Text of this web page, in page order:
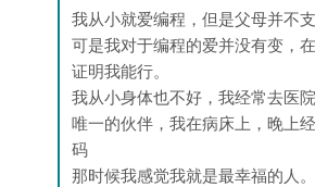
我从小就爱编程，但是父母并不支
可是我对于编程的爱并没有变，
证明我能行。
我从小身体也不好，我经常去医
唯一的伙伴，我在病床上，晚上
码
那时候我感觉我就是最幸福的人。